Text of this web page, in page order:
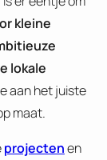
kleine
lokale
aan het juiste
maat.
projectenen